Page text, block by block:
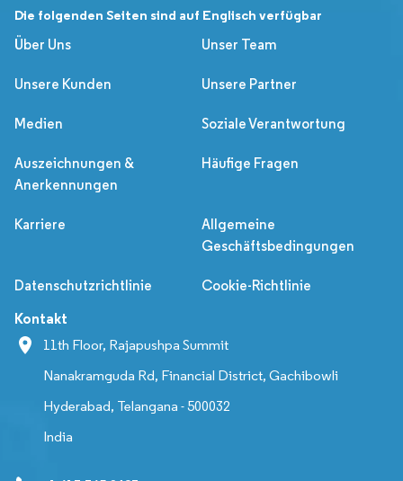
Die folgenden Seiten sind auf Englisch verfügbar
Über Uns
Unser Team
Unsere Kunden Unsere Partner
Medien Soziale Verantwortung
Auszeichnungen &
Anerkennungen
Häufige Fragen
Karriere
Allgemeine
Geschäftsbedingungen
Datenschutzrichtlinie Cookie-Richtlinie
Kontakt
11th Floor, Rajapushpa Summit
Nanakramguda Rd, Financial District, Gachibowli
Hyderabad, Telangana - 500032
India